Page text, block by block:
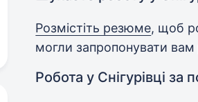
Розмістіть резюме, щоб
могли запропонувати вам
Робота у Снігурівці за